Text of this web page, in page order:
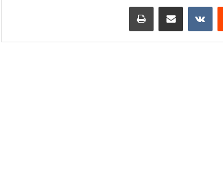
مشاركة عبر البريد طباعة